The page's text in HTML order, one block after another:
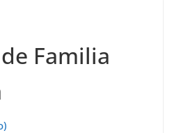
Familia